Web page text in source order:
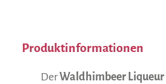
Produktinformationen
DerWaldhimbeer Liqueur